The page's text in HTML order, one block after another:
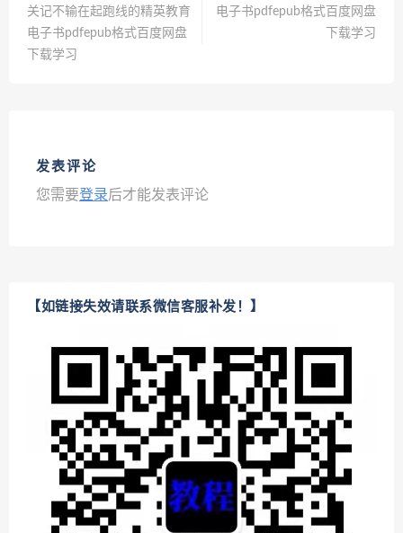
关记不输在起跑线的精英教育
电子书pdfepub格式百度网盘
下载学习
电子书pdfepub格式百度网盘
下载学习
发表评论
您需要登录后才能发表评论
【如链接失效请联系微信客服补发！】